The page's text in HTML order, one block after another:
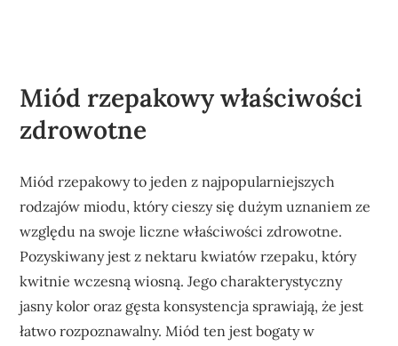
Miód rzepakowy właściwości
zdrowotne
Miód rzepakowy to jeden z najpopularniejszych
rodzajów miodu, który cieszy się dużym uznaniem ze
względu na swoje liczne właściwości zdrowotne.
Pozyskiwany jest z nektaru kwiatów rzepaku, który
kwitnie wczesną wiosną. Jego charakterystyczny
jasny kolor oraz gęsta konsystencja sprawiają, że jest
łatwo rozpoznawalny. Miód ten jest bogaty w